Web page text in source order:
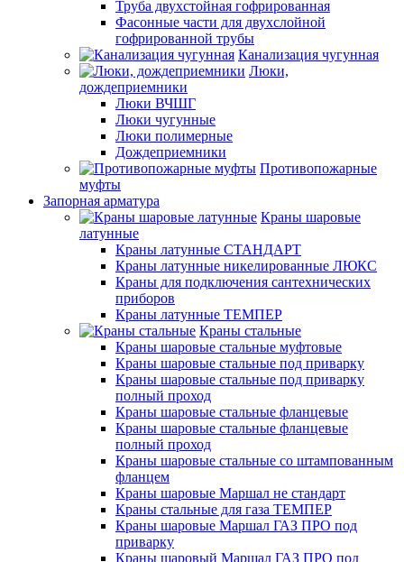
Труба двухстойная гофрированная
Фасонные части для двухслойной
гофрированной трубы
Канализация чугунная
Люки,
дождеприемники
Люки ВЧШГ
Люки чугунные
Люки полимерные
Дождеприемники
Противопожарные
муфты
Запорная арматура
Краны шаровые
латунные
Краны латунные СТАНДАРТ
Краны латунные никелированные ЛЮКС
Краны для подключения сантехнических
приборов
Краны латунные ТЕМПЕР
Краны стальные
Краны шаровые стальные муфтовые
Краны шаровые стальные под приварку
Краны шаровые стальные под приварку
полный проход
Краны шаровые стальные фланцевые
Краны шаровые стальные фланцевые
полный проход
Краны шаровые стальные со штампованным
фланцем
Краны шаровые Маршал не стандарт
Краны стальные для газа ТЕМПЕР
Краны шаровые Маршал ГАЗ ПРО под
приварку
Краны шаровый Маршал ГАЗ ПРО под